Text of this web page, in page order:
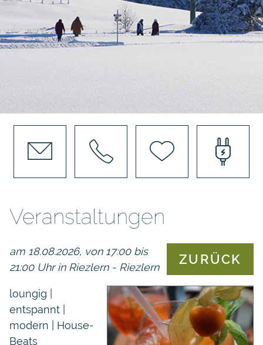
Veranstaltungen
ZURÜCK
am 18.08.2026, von 17:00 bis
21:00 Uhr in Riezlern - Riezlern
loungig |
entspannt |
modern | House-
Beats